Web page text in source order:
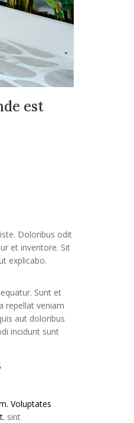
est
Doloribus odit
et inventore. Sit
explicabo.
Sunt et
repellat veniam
aut doloribus
incidunt sunt
Voluptates
sint